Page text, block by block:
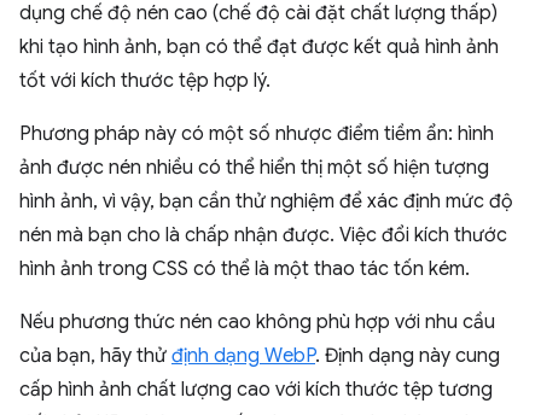
dụng chế độ nén cao (chế độ cài đặt chất lượng thấp)
khi tạo hình ảnh, bạn có thể đạt được kết quả hình ảnh
tốt với kích thước tệp hợp lý.
Phương pháp này có một số nhược điểm tiềm ẩn: hình
ảnh được nén nhiều có thể hiển thị một số hiện tượng
hình ảnh, vì vậy, bạn cần thử nghiệm để xác định mức độ
nén mà bạn cho là chấp nhận được. Việc đổi kích thước
hình ảnh trong CSS có thể là một thao tác tốn kém.
Nếu phương thức nén cao không phù hợp với nhu cầu
của bạn, hãy thử định dạng WebP. Định dạng này cung
cấp hình ảnh chất lượng cao với kích thước tệp tương